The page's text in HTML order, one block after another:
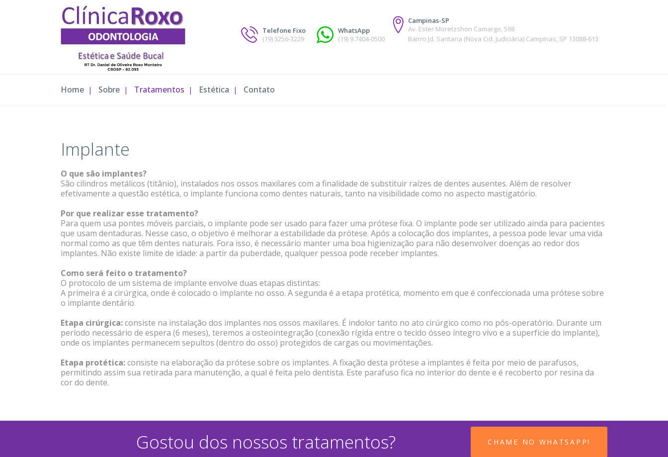
Telefone Fixo
(19) 3256-3229
WhatsApp
(19) 9.7404-0500
Campinas-SP
Av. Ester Moretzshon Camargo, 598
Bairro Jd. Santana (Nova Cid. Judiciária) Campinas, SP 13088-613
Home Sobre Tratamentos Estética Contato
Implante
O que são implantes?
São cilindros metálicos (titânio), instalados nos ossos maxilares com a finalidade de substituir raízes de dentes ausentes. Além de resolver
efetivamente a questão estética, o implante funciona como dentes naturais, tanto na visibilidade como no aspecto mastigatório.
Por que realizar esse tratamento?
Para quem usa pontes móveis parciais, o implante pode ser usado para fazer uma prótese fixa. O implante pode ser utilizado ainda para pacientes
que usam dentaduras. Nesse caso, o objetivo é melhorar a estabilidade da prótese. Após a colocação dos implantes, a pessoa pode levar uma vida
normal como as que têm dentes naturais. Fora isso, é necessário manter uma boa higienização para não desenvolver doenças ao redor dos
implantes. Não existe limite de idade: a partir da puberdade, qualquer pessoa pode receber implantes.
Como será feito o tratamento?
O protocolo de um sistema de implante envolve duas etapas distintas:
A primeira é a cirúrgica, onde é colocado o implante no osso. A segunda é a etapa protética, momento em que é confeccionada uma prótese sobre
o implante dentário.
Etapa cirúrgica:consiste na instalação dos implantes nos ossos maxilares. É indolor tanto no ato cirúrgico como no pós-operatório. Durante um
período necessário de espera (6 meses), teremos a osteointegração (conexão rígida entre o tecido ósseo íntegro vivo e a superfície do implante),
onde os implantes permanecem sepultos (dentro do osso) protegidos de cargas ou movimentações.
Etapa protética:consiste na elaboração da prótese sobre os implantes. A fixação desta prótese a implantes é feita por meio de parafusos,
permitindo assim sua retirada para manutenção, a qual é feita pelo dentista. Este parafuso fica no interior do dente e é recoberto por resina da
cor do dente.
Gostou dos nossos tratamentos? CHAME NO WHATSAPP!